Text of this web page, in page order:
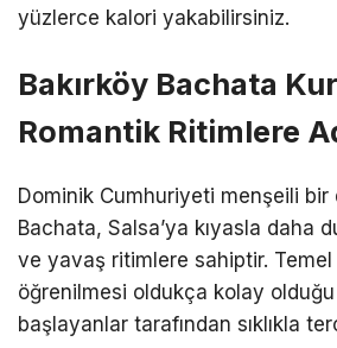
yüzlerce kalori yakabilirsiniz.
Bakırköy Bachata
Romantik Ritimlere
Dominik Cumhuriyeti menşeili bir
Bachata, Salsa’ya kıyasla daha
ve yavaş ritimlere sahiptir. Temel
öğrenilmesi oldukça kolay
başlayanlar tarafından sıklıkla